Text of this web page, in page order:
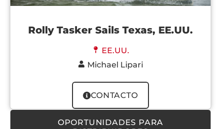
Rolly Tasker Sails Texas, EE.UU.
EE.UU.
Michael Lipari
CONTACTO
OPORTUNIDADES PARA